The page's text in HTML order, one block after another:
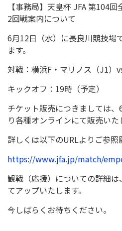
【事務局】天皇杯 JFA 第104
2回戦案内について
6月12日（水）に長良川競技場
ます。
対戦：横浜F・マリノス（J1）
キックオフ：19時（予定）
チケット販売につきましては
り各種オンラインにて販売いた
詳しくは以下のURLよりご参照
https://www.jfa.jp/match/
観戦（応援）についての詳細
てアップいたします。
今しばらくお待ちください。